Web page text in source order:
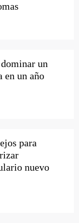
un
en un año
para
nuevo